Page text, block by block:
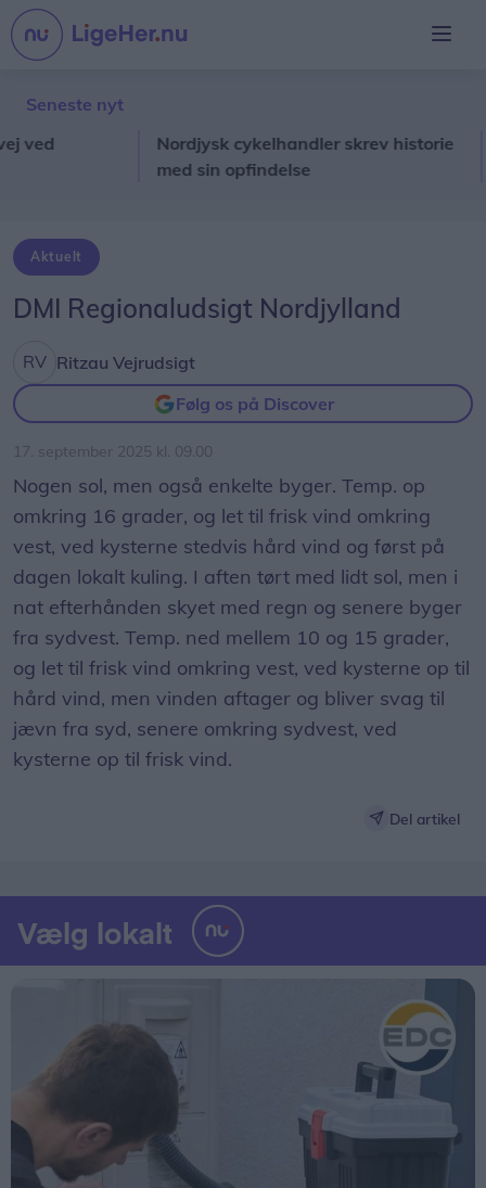
Seneste nyt
Nordjysk cykelhandler skrev historie
med sin opfindelse
Aktuelt
DMI Regionaludsigt Nordjylland
Ritzau Vejrudsigt
Følg os på Discover
17. september 2025 kl. 09.00
Nogen sol, men også enkelte byger. Temp. op
omkring 16 grader, og let til frisk vind omkring
vest, ved kysterne stedvis hård vind og først på
dagen lokalt kuling. I aften tørt med lidt sol, men i
nat efterhånden skyet med regn og senere byger
fra sydvest. Temp. ned mellem 10 og 15 grader,
og let til frisk vind omkring vest, ved kysterne op til
hård vind, men vinden aftager og bliver svag til
jævn fra syd, senere omkring sydvest, ved
kysterne op til frisk vind.
Del artikel